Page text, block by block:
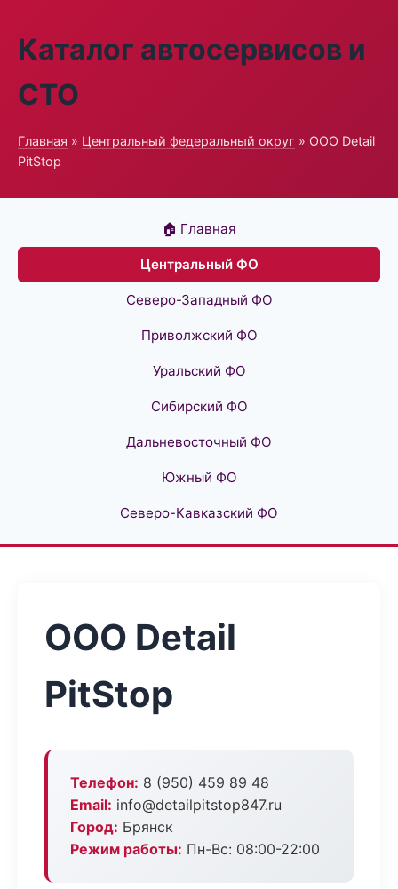
Каталог автосервисов и
СТО
Главная » Центральный федеральный округ » ООО Detail
PitStop
🏠 Главная
Центральный ФО
Северо-Западный ФО
Приволжский ФО
Уральский ФО
Сибирский ФО
Дальневосточный ФО
Южный ФО
Северо-Кавказский ФО
ООО Detail
PitStop
Телефон: 8 (950) 459 89 48
Email: info@detailpitstop847.ru
Город: Брянск
Режим работы: Пн-Вс: 08:00-22:00